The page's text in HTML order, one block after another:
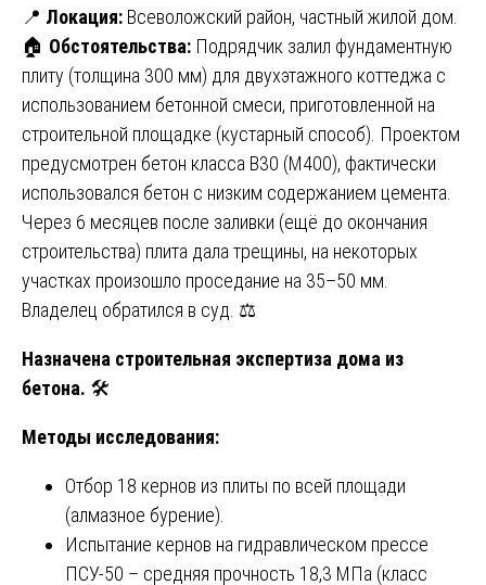
📍 Локация: Всеволожский район, частный жилой дом.
🏠 Обстоятельства: Подрядчик залил фундаментную
плиту (толщина 300 мм) для двухэтажного коттеджа с
использованием бетонной смеси, приготовленной на
строительной площадке (кустарный способ). Проектом
предусмотрен бетон класса В30 (М400), фактически
использовался бетон с низким содержанием цемента.
Через 6 месяцев после заливки (ещё до окончания
строительства) плита дала трещины, на некоторых
участках произошло проседание на 35–50 мм.
Владелец обратился в суд. ⚖️
Назначена строительная экспертиза дома из
бетона. 🛠️
Методы исследования:
Отбор 18 кернов из плиты по всей площади
(алмазное бурение).
Испытание кернов на гидравлическом прессе
ПСУ-50 – средняя прочность 18,3 МПа (класс